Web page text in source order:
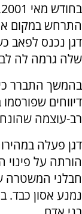
התרחש במקום
דגן נכנס לפאב
שלה גרמה לה
בהמשך התברר
דיווחים
רב-עוצמה
דגן פעלה
הורתה על
חבלני המשטרה